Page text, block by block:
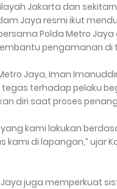
Jakarta dan
Jaya resmi ikut
Polda Metro
pengamanan di
Jaya, Iman
terhadap pelaku
diri saat proses
kami lakukan
di lapangan,” ujar
Jaya juga memperkuat